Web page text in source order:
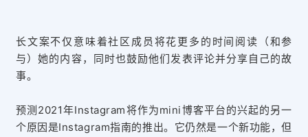
长文案不仅意味着社区成员将花更多的时间阅读（和参
与）她的内容，同时也鼓励他们发表评论并分享自己的故
事。
预测2021年Instagram将作为mini博客平台的兴起的另一
个原因是Instagram指南的推出。 它仍然是一个新功能，但